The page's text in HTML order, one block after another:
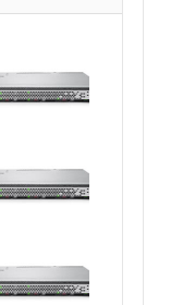
ی
ر
و
9